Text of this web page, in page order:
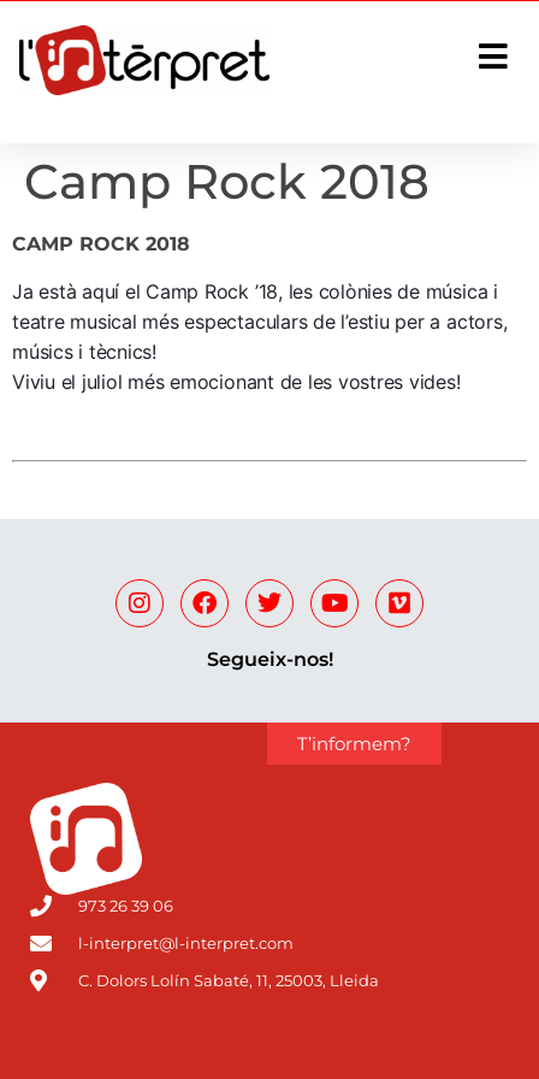
T’informem?
Camp Rock 2018
CAMP ROCK 2018
Ja està aquí el Camp Rock ’18, les colònies de música i
teatre musical més espectaculars de l’estiu per a actors,
músics i tècnics!
Viviu el juliol més emocionant de les vostres vides!
Segueix-nos!
973 26 39 06
l-interpret@l-interpret.com
C. Dolors Lolín Sabaté, 11, 25003, Lleida